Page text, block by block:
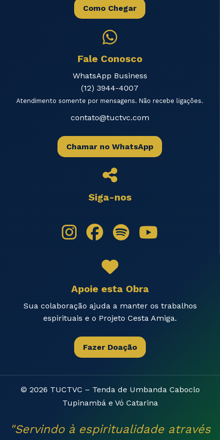
Como Chegar
Fale Conosco
WhatsApp Business
(12) 3944-4007
Atendimento somente por mensagens. Não recebe ligações.
contato@tuctvc.com
Chamar no WhatsApp
Siga-nos
Apoie esta Obra
Sua colaboração ajuda a manter os trabalhos
espirituais e o Projeto Cesta Amiga.
Fazer Doação
© 2026 TUCTVC – Tenda de Umbanda Caboclo
Tupinambá e Vó Catarina
"Servindo à espiritualidade através